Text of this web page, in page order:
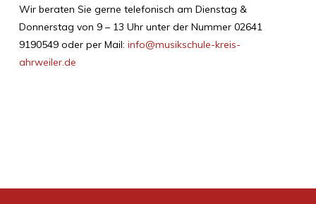
Wir beraten Sie gerne telefonisch am Dienstag &
Donnerstag von 9 – 13 Uhr unter der Nummer 02641
9190549 oder per Mail: info@musikschule-kreis-
ahrweiler.de